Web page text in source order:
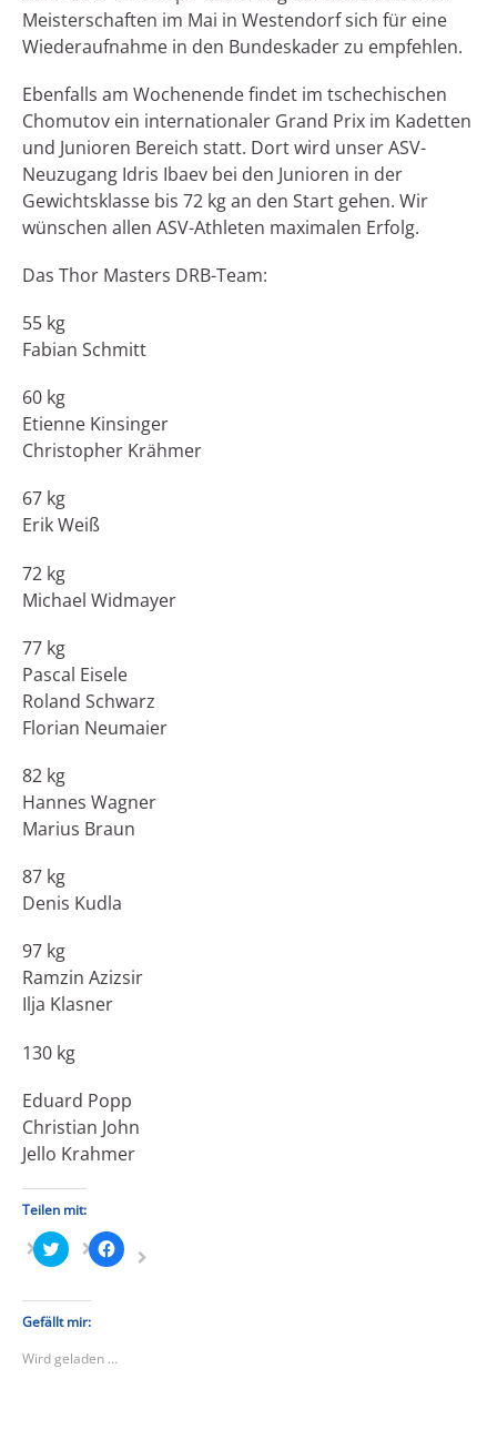
Meisterschaften im Mai in Westendorf sich für eine
Wiederaufnahme in den Bundeskader zu empfehlen.
Ebenfalls am Wochenende findet im tschechischen
Chomutov ein internationaler Grand Prix im Kadetten
und Junioren Bereich statt. Dort wird unser ASV-
Neuzugang Idris Ibaev bei den Junioren in der
Gewichtsklasse bis 72 kg an den Start gehen. Wir
wünschen allen ASV-Athleten maximalen Erfolg.
Das Thor Masters DRB-Team:
55 kg
Fabian Schmitt
60 kg
Etienne Kinsinger
Christopher Krähmer
67 kg
Erik Weiß
72 kg
Michael Widmayer
77 kg
Pascal Eisele
Roland Schwarz
Florian Neumaier
82 kg
Hannes Wagner
Marius Braun
87 kg
Denis Kudla
97 kg
Ramzin Azizsir
Ilja Klasner
130 kg
Eduard Popp
Christian John
Jello Krahmer
Teilen mit:
Klick,
um
zu
teilen
(Wird
neuem
Klick,
um
neuem
Gefällt mir:
Wird geladen …